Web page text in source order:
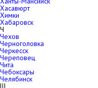
Хасавюрт
Химки
Хабаровск
Ч
Чехов
Черноголовка
Черкесск
Череповец
Чита
Чебоксары
Челябинск
Ш